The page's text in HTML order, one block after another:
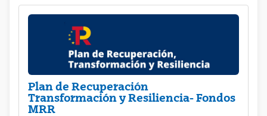
Plan de Recuperación
Transformación y Resiliencia- Fondos
MRR